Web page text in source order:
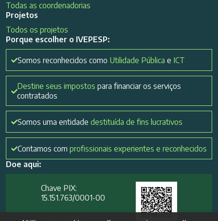
Todas as coordenadorias
Projetos
Todos os projetos
Porque escolher o IVEPESP:
Somos reconhecidos como Utilidade Pública e ICT
Destine seus impostos para financiar os serviços
contratados
Somos uma entidade destituída de fins lucrativos
Contamos com profissionais experientes e reconhecidos
Doe aqui:
Chave PIX:
15.151.763/0001-00​